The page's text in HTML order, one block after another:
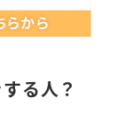
る人？